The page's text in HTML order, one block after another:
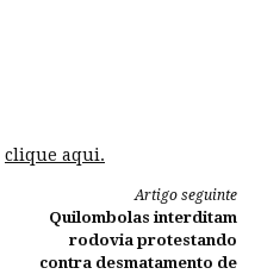
clique aqui.
Artigo seguinte
Quilombolas interditam
rodovia protestando
contra desmatamento de